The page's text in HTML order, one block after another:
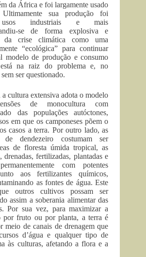
da África e foi largamente usado
sua produção foi
industriais e mais
se de forma explosiva e
da crise climática como uma
“ecológica” para continuar
modelo de produção e consumo
está na raiz do problema e, no
ser questionado.
cultura extensiva adota o modelo
de monocultura com
das populações autóctones,
em que os camponeses põem o
casos a terra. Por outro lado, as
de dendezeiro costumam ser
de floresta úmida tropical, as
drenadas, fertilizadas, plantadas e
com potentes
aos fertilizantes químicos,
as fontes de água. Este
outros cultivos possam ser
assim a soberania alimentar das
Por sua vez, para maximizar a
por fruto ou por planta, a terra é
meio de canais de drenagem que
d’água e qualquer tipo de
às culturas, afetando a flora e a